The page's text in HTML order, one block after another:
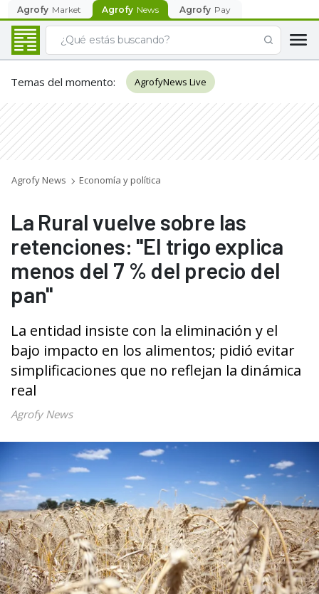
Agrofy Market Agrofy News Agrofy Pay
Temas del momento: AgrofyNews Live
Agrofy News Economía y política
La Rural vuelve sobre las
retenciones: "El trigo explica
menos del 7 % del precio del
pan"
La entidad insiste con la eliminación y el
bajo impacto en los alimentos; pidió evitar
simplificaciones que no reflejan la dinámica
real
Agrofy News